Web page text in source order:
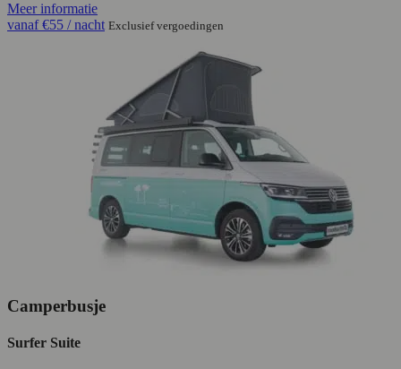
Meer informatie
vanaf€55 / nacht Exclusief vergoedingen
Camperbusje
Surfer Suite